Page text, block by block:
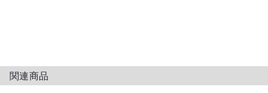
関連商品